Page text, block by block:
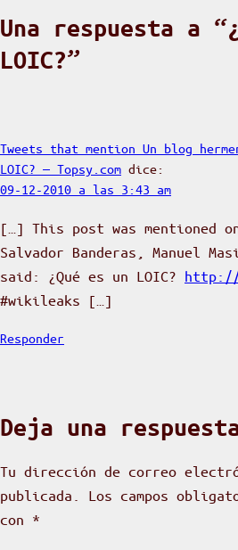
Una respuesta a
LOIC?”
Tweets that mention Un blog
LOIC? — Topsy.com dice:
09-12-2010 a las 3:43 am
[…] This post was mentioned
Salvador Banderas, Manuel
said: ¿Qué es un LOIC? http://
#wikileaks […]
Responder
Deja una
Tu dirección de correo
publicada.
Los campos
con *